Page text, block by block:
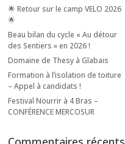
🌟 Retour sur le camp VELO 2026
🌟
Beau bilan du cycle « Au détour
des Sentiers » en 2026 !
Domaine de Thesy à Glabais
Formation à l’isolation de toiture
– Appel à candidats !
Festival Nourrir à 4 Bras –
CONFÉRENCE MERCOSUR